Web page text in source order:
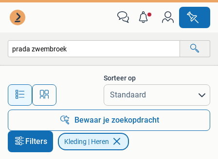
Alle afstanden…
Sorteer op
Bewaar je zoekopdracht
Filters Kleding | Heren